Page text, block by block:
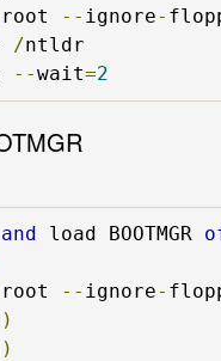
root -- ignore-
/ntldr
--wait=2
and load BOOTMGR
root -- ignore-
)